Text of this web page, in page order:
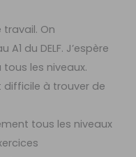
travail. On
du DELF. J’espère
tous les niveaux.
difficile à trouver de
tous les niveaux